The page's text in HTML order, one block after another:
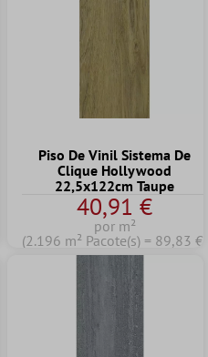
Piso De Vinil Sistema De
Clique Hollywood
22,5x122cm Taupe
40,91 €
por m²
(2.196 m² Pacote(s) = 89,83 €)